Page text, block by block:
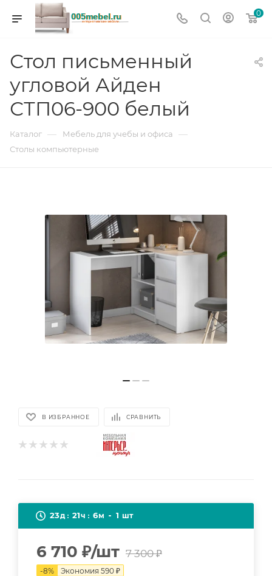
0
Стол письменный
угловой Айден
СТП06-900 белый
Каталог — Мебель для учебы и офиса —
Столы компьютерные
В ИЗБРАННОЕ СРАВНИТЬ
23д 21ч 6м 1 шт
6 710 ₽/шт 7 300₽
-8% Экономия 590 ₽